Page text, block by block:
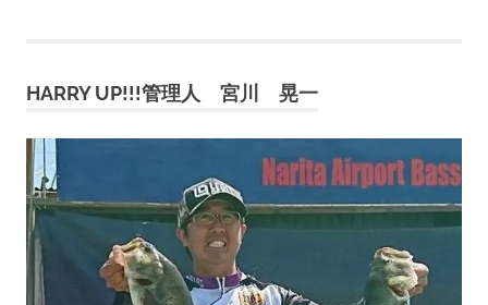
ゲ
ー
シ
ョ
ン
HARRY UP!!!管理人 宮川 晃一